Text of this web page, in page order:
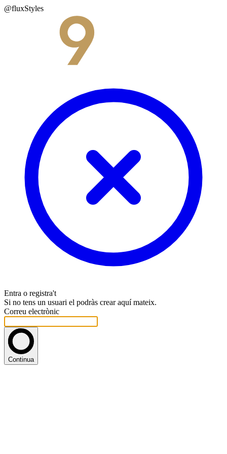
@fluxStyles
Entra o registra't
Si no tens un usuari el podràs crear aquí mateix.
Correu electrònic
Continua